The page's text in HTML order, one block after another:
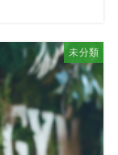
未分類